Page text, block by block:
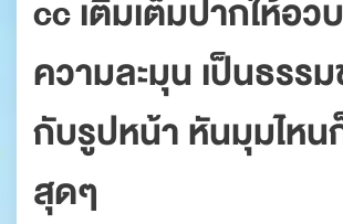
cc เติมเต็มปากให้อว
ความละมุน เป็นธรรม
กับรูปหน้า หันมุมไหน
สุดๆ